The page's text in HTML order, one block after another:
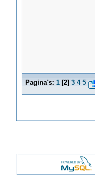
Pagina's: 1[2] 3 4 5